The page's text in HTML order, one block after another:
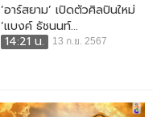
‘อาร์สยาม’ เปิดตัวศิลปินใหม่
‘แบงค์ ธัชนนท์...
14:21 น.
13 ก.ย. 2567